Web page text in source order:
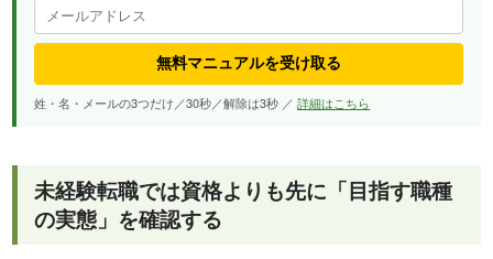
無料マニュアルを受け取る
姓・名・メールの3つだけ／30秒／解除は3秒 ／詳細はこちら
未経験転職では資格よりも先に「目指す職種
の実態」を確認する